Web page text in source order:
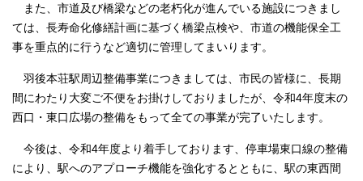
また、市道及び橋梁などの老朽化が進んでいる施設につきまし
ては、長寿命化修繕計画に基づく橋梁点検や、市道の機能保全工
事を重点的に行うなど適切に管理してまいります。
羽後本荘駅周辺整備事業につきましては、市民の皆様に、長期
間にわたり大変ご不便をお掛けしておりましたが、令和4年度末の
西口・東口広場の整備をもって全ての事業が完了いたします。
今後は、令和4年度より着手しております、停車場東口線の整備
により、駅へのアプローチ機能を強化するとともに、駅の東西間